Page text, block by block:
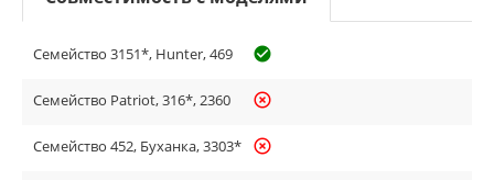
Семейство 3151*, Hunter, 469 check_circle_outline
Семейство Patriot, 316*, 2360 highlight_off
Семейство 452, Буханка, 3303* highlight_off